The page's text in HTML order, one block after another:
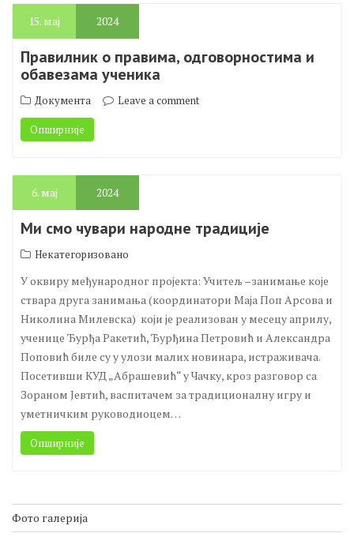
15. мај 2024
Правилник о правима, одговорностима и
обавезама ученика
Документа Leave a comment
Опширније
6. мај 2024
Ми смо чувари народне традиције
Некатегоризовано
У оквиру међународног пројекта: Учитељ –занимање које
ствара друга занимања (координатори Маја Поп Арсова и
Николина Милевска) који је реализован у месецу априлу,
ученице Ђурђа Ракетић, Ђурђина Петровић и Александра
Поповић биле су у улози малих новинара, истраживача.
Посетивши КУД „Абрашевић“ у Чачку, кроз разговор са
Зораном Јевтић, васпитачем за традиционалну игру и
уметничким руководиоцем…
Опширније
Фото галерија